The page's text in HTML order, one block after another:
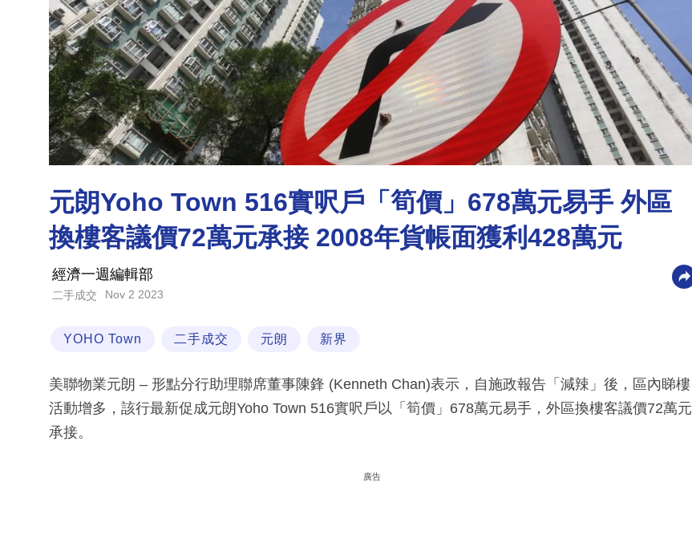
元朗Yoho Town 516實呎戶「筍價」678萬元易手 外區
換樓客議價72萬元承接 2008年貨帳面獲利428萬元
經濟一週編輯部
二手成交 Nov 2 2023
YOHO Town 二手成交 元朗 新界
美聯物業元朗 – 形點分行助理聯席董事陳鋒 (Kenneth Chan)表示，自施政報告「減辣」後，區內睇樓
活動增多，該行最新促成元朗Yoho Town 516實呎戶以「筍價」678萬元易手，外區換樓客議價72萬元
承接。
廣告